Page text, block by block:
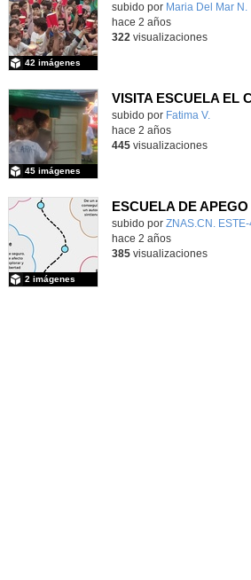
subido por Maria Del Mar N.
42 imágenes
hace 2 años
322 visualizaciones
VISITA ESCUELA EL
subido por Fatima V.
45 imágenes
hace 2 años
445visualizaciones
ESCUELA DE
Contenido educativo.
subido por ZNAS.CN.
2 imágenes
hace 2 años
385visualizaciones